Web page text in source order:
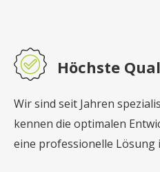
Höchste
Wir sind seit Jahren
kennen die optimalen
eine professionelle Lösung